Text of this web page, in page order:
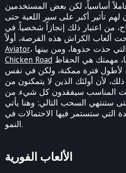
أساسياً، لكن بعض المستخدمين
تأثير أكبر على سير اللعبة حتى
من اعتبار ذلك إنجازاً شخصياً. في
ألعاب الكراش هذه الفرصة، أولاً
Aviator
Chicken Road
لأطول فترة ممكنة، ولكن في نفس
لأن أولئك الذين لا يتمكنون من
المناسب سيفقدون كل شيء. من
ستنتهي السحب التالي: وهنا يأتي
التي ستستمر فيها الاحتمالات في
النمو.
الألعاب الفورية